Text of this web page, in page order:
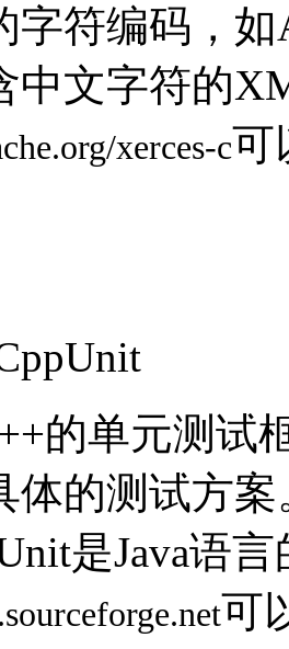
字符编码，
中文字符的
xerces-c可
单元测试框
体的测试方
是Java语
可